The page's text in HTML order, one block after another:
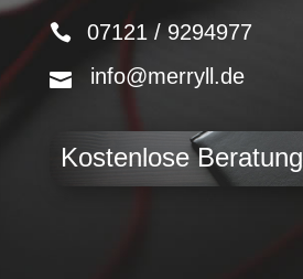
07121 / 9294977
info@merryll.de
Kostenlose Beratung